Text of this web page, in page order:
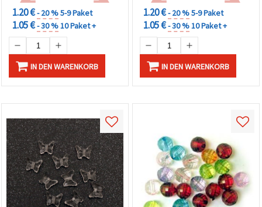
1.20 €- 20 %5-9 Paket
1.05 €- 30 %10 Paket +
IN DEN WARENKORB
1.20 €- 20 %5-9 Paket
1.05 €- 30 %10 Paket +
IN DEN WARENKORB